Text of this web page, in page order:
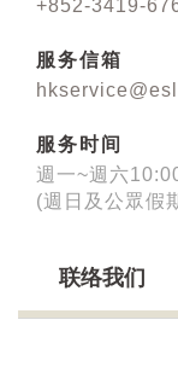
+852-3419-
服务信箱
服务时间
週一~週六
(週日及公眾假
联络我们